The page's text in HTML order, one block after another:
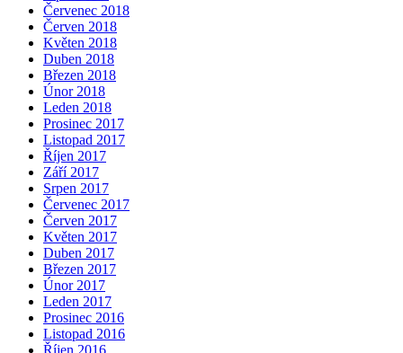
Červenec 2018
Červen 2018
Květen 2018
Duben 2018
Březen 2018
Únor 2018
Leden 2018
Prosinec 2017
Listopad 2017
Říjen 2017
Září 2017
Srpen 2017
Červenec 2017
Červen 2017
Květen 2017
Duben 2017
Březen 2017
Únor 2017
Leden 2017
Prosinec 2016
Listopad 2016